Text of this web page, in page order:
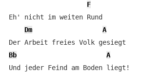
F
Eh' nicht im weiten Rund
Dm
A
Bb
A
Und jeder Feind am Boden liegt!